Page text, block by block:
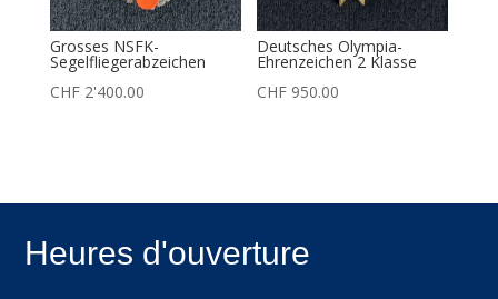
Grosses NSFK-
Segelfliegerabzeichen
CHF2'400.00
Deutsches Olympia-
Ehrenzeichen 2 Klasse
CHF 950.00
Heures d'ouverture